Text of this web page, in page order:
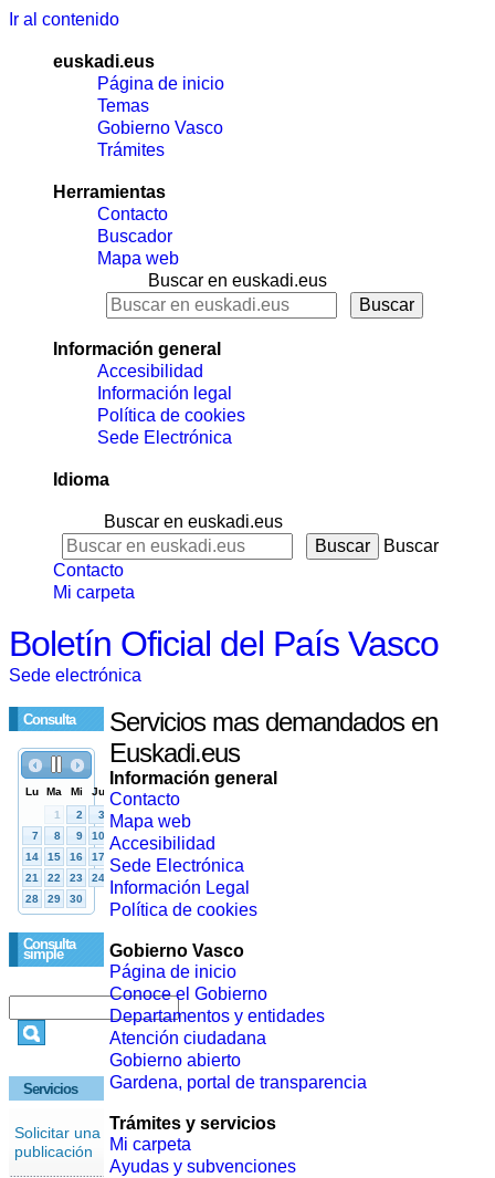
Ir al contenido
euskadi.eus
Página de inicio
Temas
Gobierno Vasco
Trámites
Herramientas
Contacto
Buscador
Mapa web
Buscar en euskadi.eus
Información general
Accesibilidad
Información legal
Política de cookies
Sede Electrónica
Idioma
Buscar en euskadi.eus
Buscar
Contacto
Mi carpeta
Boletín Oficial del País Vasco
Sede electrónica
Consulta
Consulta
simple
Servicios
Solicitar una
publicación
Servicios mas demandados en
Euskadi.eus
Información general
Contacto
Mapa web
Accesibilidad
Sede Electrónica
Información Legal
Política de cookies
Gobierno Vasco
Página de inicio
Conoce el Gobierno
Departamentos y entidades
Atención ciudadana
Gobierno abierto
Gardena, portal de transparencia
Trámites y servicios
Mi carpeta
Ayudas y subvenciones